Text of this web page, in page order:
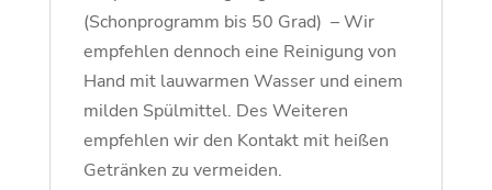
(Schonprogramm bis 50 Grad) – Wir
empfehlen dennoch eine Reinigung von
Hand mit lauwarmen Wasser und einem
milden Spülmittel. Des Weiteren
empfehlen wir den Kontakt mit heißen
Getränken zu vermeiden.